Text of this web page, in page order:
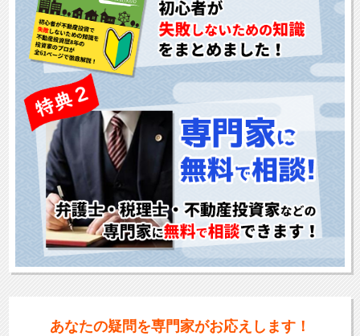
あなたの疑問を専門家がお応え します ！